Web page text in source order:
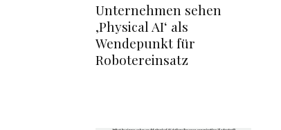
Unternehmen sehen
‚Physical AI‘ als
Wendepunkt für
Robotereinsatz